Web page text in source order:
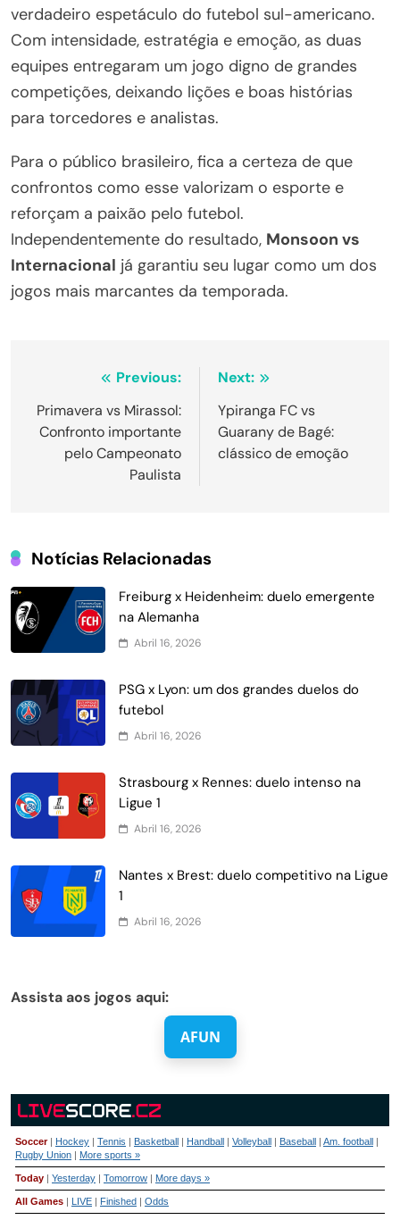
verdadeiro espetáculo do futebol sul-americano.
Com intensidade, estratégia e emoção, as duas
equipes entregaram um jogo digno de grandes
competições, deixando lições e boas histórias
para torcedores e analistas.
Para o público brasileiro, fica a certeza de que
confrontos como esse valorizam o esporte e
reforçam a paixão pelo futebol.
Independentemente do resultado, Monsoon vs
Internacional já garantiu seu lugar como um dos
jogos mais marcantes da temporada.
Navegação
de
Post
Previous:
Primavera vs Mirassol:
Confronto importante
pelo Campeonato
Paulista
Next:
Ypiranga FC vs
Guarany de Bagé:
clássico de emoção
Notícias Relacionadas
Freiburg x Heidenheim: duelo emergente
na Alemanha
Abril 16, 2026
PSG x Lyon: um dos grandes duelos do
futebol
Abril 16, 2026
Strasbourg x Rennes: duelo intenso na
Ligue 1
Abril 16, 2026
Nantes x Brest: duelo competitivo na Ligue
1
Abril 16, 2026
Assista aos jogos aqui:
AFUN